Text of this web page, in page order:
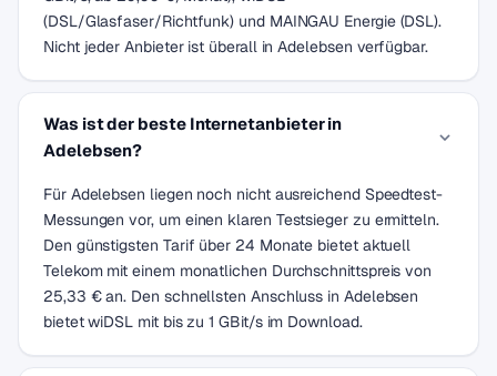
(DSL/Glasfaser/Richtfunk) und MAINGAU Energie (DSL).
Nicht jeder Anbieter ist überall in Adelebsen verfügbar.
Was ist der beste Internetanbieter in
Adelebsen?
Für Adelebsen liegen noch nicht ausreichend Speedtest-
Messungen vor, um einen klaren Testsieger zu ermitteln.
Den günstigsten Tarif über 24 Monate bietet aktuell
Telekom mit einem monatlichen Durchschnittspreis von
25,33 € an. Den schnellsten Anschluss in Adelebsen
bietet wiDSL mit bis zu 1 GBit/s im Download.